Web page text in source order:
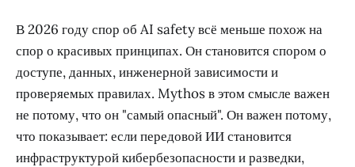
В 2026 году спор об AI safety всё меньше похож на
спор о красивых принципах. Он становится спором о
доступе, данных, инженерной зависимости и
проверяемых правилах. Mythos в этом смысле важен
не потому, что он "самый опасный". Он важен потому,
что показывает: если передовой ИИ становится
инфраструктурой кибербезопасности и разведки,